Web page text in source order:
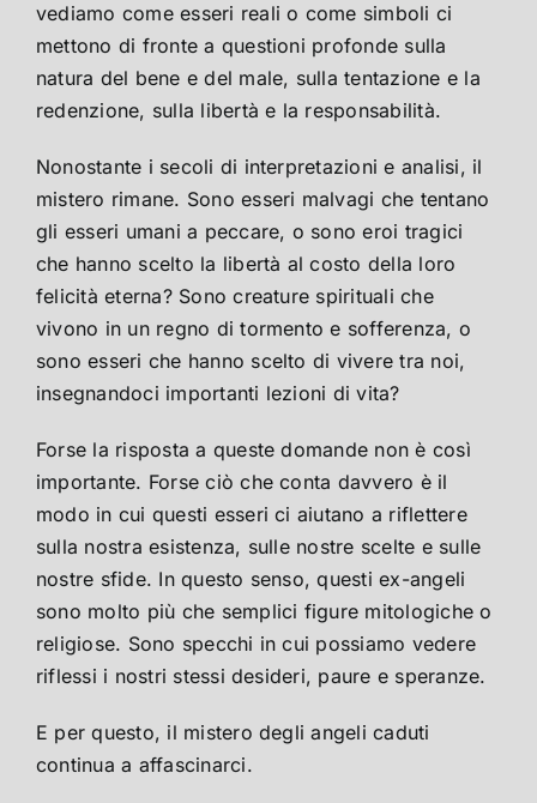
vediamo come esseri reali o come simboli ci
mettono di fronte a questioni profonde sulla
natura del bene e del male, sulla tentazione e la
redenzione, sulla libertà e la responsabilità.
Nonostante i secoli di interpretazioni e analisi, il
mistero rimane. Sono esseri malvagi che tentano
gli esseri umani a peccare, o sono eroi tragici
che hanno scelto la libertà al costo della loro
felicità eterna? Sono creature spirituali che
vivono in un regno di tormento e sofferenza, o
sono esseri che hanno scelto di vivere tra noi,
insegnandoci importanti lezioni di vita?
Forse la risposta a queste domande non è così
importante. Forse ciò che conta davvero è il
modo in cui questi esseri ci aiutano a riflettere
sulla nostra esistenza, sulle nostre scelte e sulle
nostre sfide. In questo senso, questi ex-angeli
sono molto più che semplici figure mitologiche o
religiose. Sono specchi in cui possiamo vedere
riflessi i nostri stessi desideri, paure e speranze.
E per questo, il mistero degli angeli caduti
continua a affascinarci.